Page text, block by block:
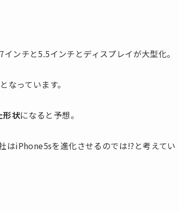
ンチと5.5インチとディスプレイが大型化。
っています。
形状になると予想。
はiPhone5sを進化させるのでは!?と考えてい